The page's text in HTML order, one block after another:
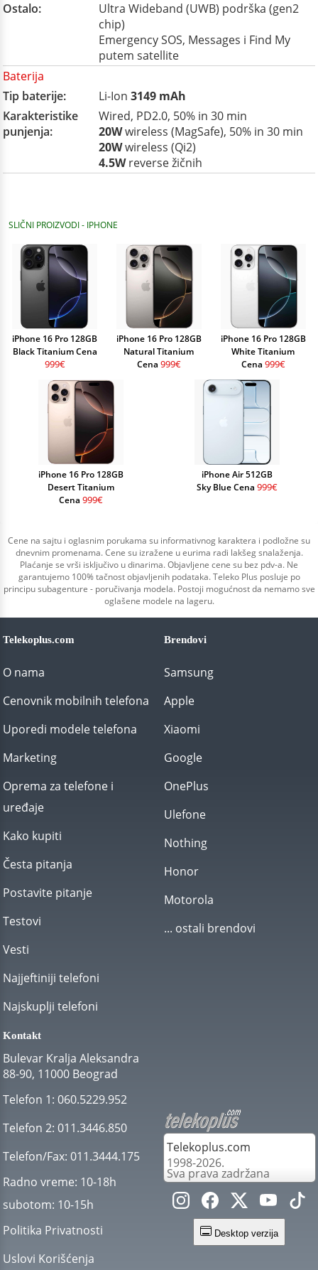
Ostalo:
Ultra Wideband (UWB) podrška (gen2
chip)
Emergency SOS, Messages i Find My
putem satellite
Baterija
Tip baterije:
Li-Ion 3149 mAh
Karakteristike
punjenja:
Wired, PD2.0, 50% in 30 min
20Wwireless (MagSafe), 50% in 30 min
20Wwireless (Qi2)
4.5Wreverse žičnih
SLIČNI PROIZVODI - IPHONE
iPhone 16 Pro 128GB
Black Titanium Cena
999€
iPhone 16 Pro 128GB
Natural Titanium
Cena 999€
iPhone 16 Pro 128GB
White Titanium
Cena 999€
iPhone 16 Pro 128GB
Desert Titanium
Cena 999€
iPhone Air 512GB
Sky Blue Cena 999€
Cene na sajtu i oglasnim porukama su informativnog karaktera i podložne su
dnevnim promenama. Cene su izražene u eurima radi lakšeg snalaženja.
Plaćanje se vrši isključivo u dinarima. Objavljene cene su bez pdv-a. Ne
garantujemo 100% tačnost objavljenih podataka. Teleko Plus posluje po
principu subagenture - poručivanja modela. Postoji mogućnost da nemamo sve
oglašene modele na lageru.
Telekoplus.com
O nama
Cenovnik mobilnih telefona
Uporedi modele telefona
Marketing
Oprema za telefone i
uređaje
Kako kupiti
Česta pitanja
Postavite pitanje
Testovi
Vesti
Najjeftiniji telefoni
Najskuplji telefoni
Brendovi
Samsung
Apple
Xiaomi
Google
OnePlus
Ulefone
Nothing
Honor
Motorola
... ostali brendovi
Kontakt
Bulevar Kralja Aleksandra
88-90, 11000 Beograd
Telefon 1: 060.5229.952
Telefon 2: 011.3446.850
Telefon/Fax: 011.3444.175
Radno vreme: 10-18h
subotom: 10-15h
Politika Privatnosti
Uslovi Korišćenja
Telekoplus.com
1998-2026.
Sva prava zadržana
Desktop verzija